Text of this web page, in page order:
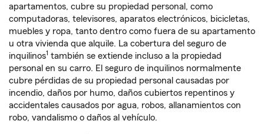
apartamentos, cubre su propiedad personal, como
computadoras, televisores, aparatos electrónicos, bicicletas,
muebles y ropa, tanto dentro como fuera de su apartamento
u otra vivienda que alquile. La cobertura del seguro de
inquilinos1 también se extiende incluso a la propiedad
personal en su carro. El seguro de inquilinos normalmente
cubre pérdidas de su propiedad personal causadas por
incendio, daños por humo, daños cubiertos repentinos y
accidentales causados por agua, robos, allanamientos con
robo, vandalismo o daños al vehículo.